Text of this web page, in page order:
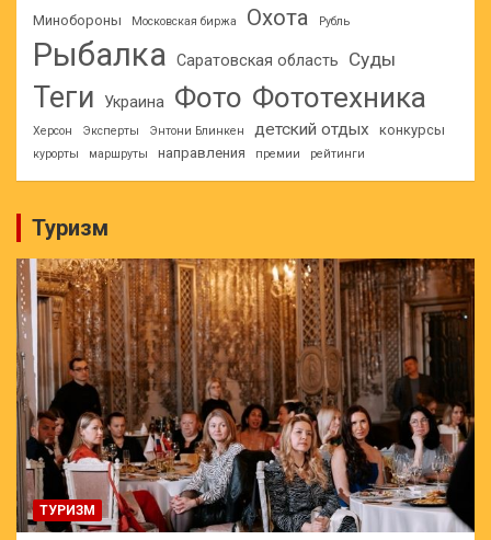
Минобороны Московская биржа Охота Рубль
Рыбалка Саратовская область Суды
Теги Украина Фото Фототехника
Херсон Эксперты Энтони Блинкен детский отдых конкурсы
курорты маршруты направления премии рейтинги
Туризм
ТУРИЗМ